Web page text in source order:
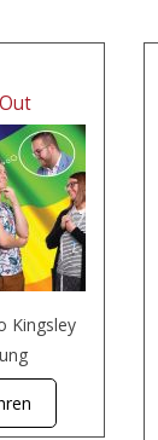
Kingsley